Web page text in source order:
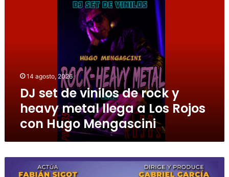
14 agosto, 2026
DJ set de vinilos de rock y
heavy metal llega a Los Rojos
con Hugo Mengascini